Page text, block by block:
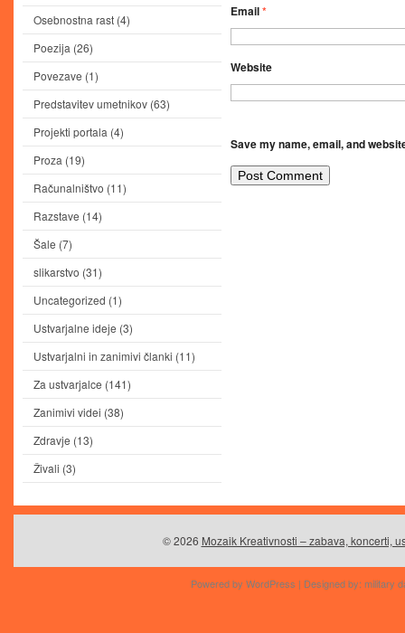
Osebnostna rast (4)
Poezija (26)
Povezave (1)
Predstavitev umetnikov (63)
Projekti portala (4)
Proza (19)
Računalništvo (11)
Razstave (14)
Šale (7)
slikarstvo (31)
Uncategorized (1)
Ustvarjalne ideje (3)
Ustvarjalni in zanimivi članki (11)
Za ustvarjalce (141)
Zanimivi videi (38)
Zdravje (13)
Živali (3)
Email*
Website
Save my name, email, and
© 2026 Mozaik Kreativnosti – zabava, koncerti,
Powered by WordPress | Designed by: military